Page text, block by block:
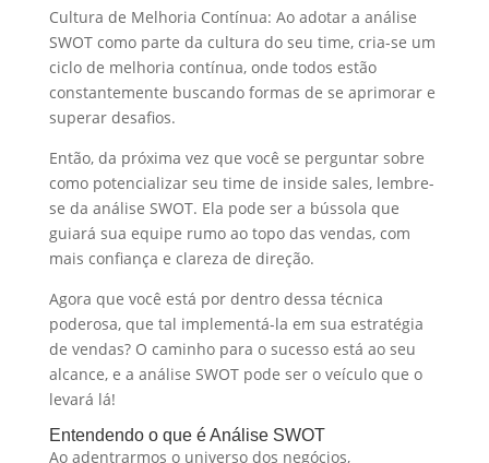
Cultura de Melhoria Contínua: Ao adotar a análise
SWOT como parte da cultura do seu time, cria-se um
ciclo de melhoria contínua, onde todos estão
constantemente buscando formas de se aprimorar e
superar desafios.
Então, da próxima vez que você se perguntar sobre
como potencializar seu time de inside sales, lembre-
se da análise SWOT. Ela pode ser a bússola que
guiará sua equipe rumo ao topo das vendas, com
mais confiança e clareza de direção.
Agora que você está por dentro dessa técnica
poderosa, que tal implementá-la em sua estratégia
de vendas? O caminho para o sucesso está ao seu
alcance, e a análise SWOT pode ser o veículo que o
levará lá!
Entendendo o que é Análise SWOT
Ao adentrarmos o universo dos negócios,